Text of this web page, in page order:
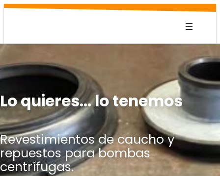
Saltar
Lo quieres… lo tenemos
Revestimientos de caucho y
repuestos para bombas
centrífugas.